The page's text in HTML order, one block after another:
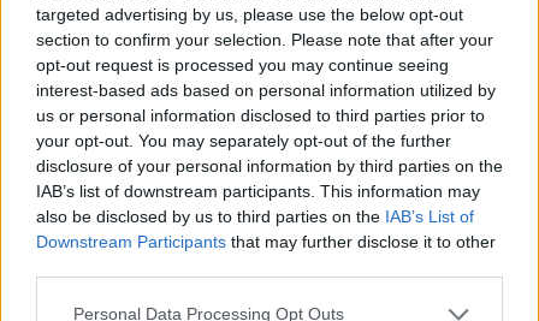
targeted advertising by us, please use the below opt-out
section to confirm your selection. Please note that after your
opt-out request is processed you may continue seeing
interest-based ads based on personal information utilized by
us or personal information disclosed to third parties prior to
your opt-out. You may separately opt-out of the further
disclosure of your personal information by third parties on the
IAB’s list of downstream participants. This information may
also be disclosed by us to third parties on the IAB’s List of
Downstream Participants that may further disclose it to other
Please note that this website/app uses one or more Google
Personal Data Processing Opt Outs
Az al-Kaida és a vele szövetséges fegyveres
csoportok igyekeznek felszítani és
kihasználni az etnikai feszültségeket Maliban,
Nigerben és Burkina Fasóban. Maliban 2013-
ban a francia hadsereg avetkozott be, hogy
megakadályozza a szélsőségesek
térhódítását. A fegyveres milíciák azóta
újraszervezték magukat, és ismét egyre